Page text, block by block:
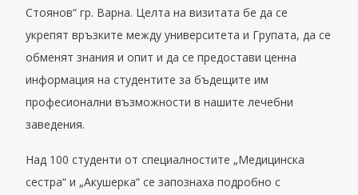
Стоянов“ гр. Варна. Целта на визитата бе да се
укрепят връзките между университета и Групата, да се
обменят знания и опит и да се предостави ценна
информация на студентите за бъдещите им
професионални възможности в нашите лечебни
заведения.
Над 100 студенти от специалностите „Медицинска
сестра“ и „Акушерка“ се запознаха подробно с